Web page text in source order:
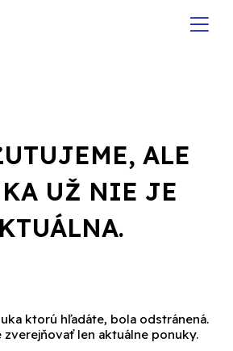
ALE
UŽ NIE JE
ktorú hľadáte, bola odstránená.
zverejňovať len aktuálne ponuky.